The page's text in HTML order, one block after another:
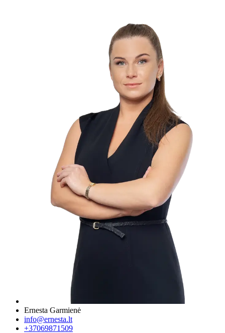
Ernesta Garmienė
info@ernesta.lt
+37069871509